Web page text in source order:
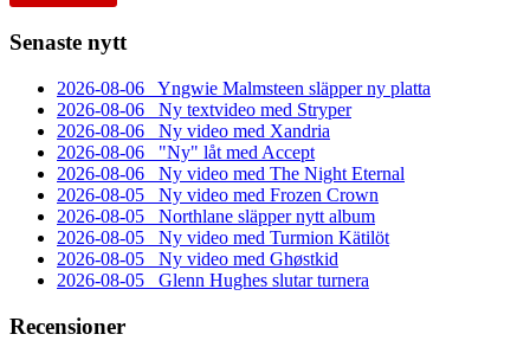
Senaste nytt
2026-08-06
Yngwie Malmsteen släpper ny platta
2026-08-06
Ny textvideo med Stryper
2026-08-06
Ny video med Xandria
2026-08-06
"Ny" låt med Accept
2026-08-06
Ny video med The Night Eternal
2026-08-05
Ny video med Frozen Crown
2026-08-05
Northlane släpper nytt album
2026-08-05
Ny video med Turmion Kätilöt
2026-08-05
Ny video med Ghøstkid
2026-08-05
Glenn Hughes slutar turnera
Recensioner